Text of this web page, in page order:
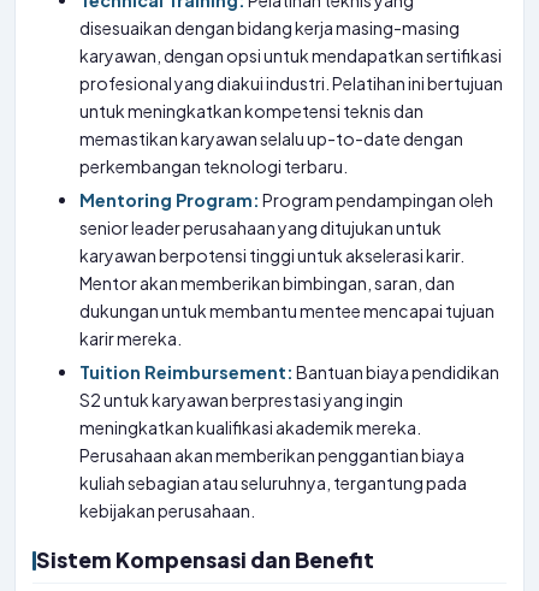
disesuaikan dengan bidang kerja masing-masing
karyawan, dengan opsi untuk mendapatkan sertifikasi
profesional yang diakui industri. Pelatihan ini bertujuan
untuk meningkatkan kompetensi teknis dan
memastikan karyawan selalu up-to-date dengan
perkembangan teknologi terbaru.
Mentoring Program: Program pendampingan oleh
senior leader perusahaan yang ditujukan untuk
karyawan berpotensi tinggi untuk akselerasi karir.
Mentor akan memberikan bimbingan, saran, dan
dukungan untuk membantu mentee mencapai tujuan
karir mereka.
Tuition Reimbursement: Bantuan biaya pendidikan
S2 untuk karyawan berprestasi yang ingin
meningkatkan kualifikasi akademik mereka.
Perusahaan akan memberikan penggantian biaya
kuliah sebagian atau seluruhnya, tergantung pada
kebijakan perusahaan.
Sistem Kompensasi dan Benefit